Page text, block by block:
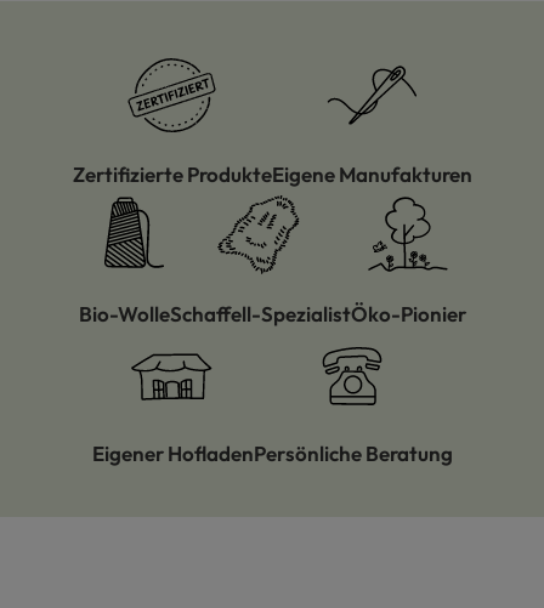
Zertifizierte ProdukteEigene Manufakturen
Bio-WolleSchaffell-SpezialistÖko-Pionier
Eigener HofladenPersönliche Beratung